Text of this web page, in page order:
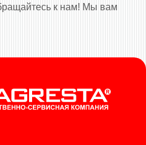
к нам! Мы вам